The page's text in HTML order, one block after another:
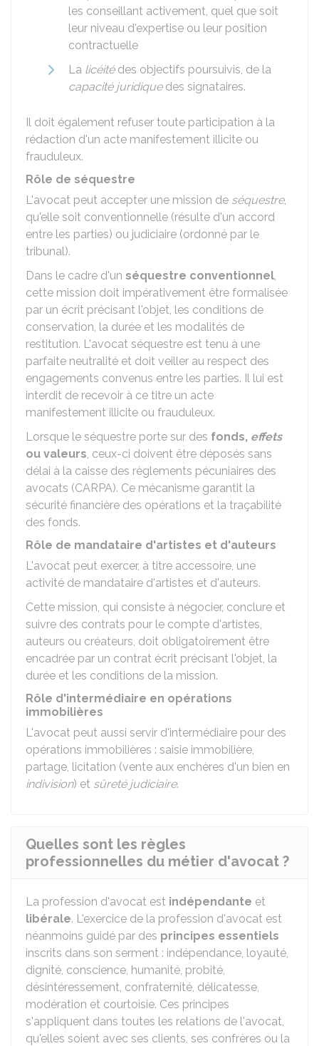
les conseillant activement, quel que soit
leur niveau d'expertise ou leur position
contractuelle
La licéitédes objectifs poursuivis, de la
capacité juridiquedes signataires.
Il doit également refuser toute participation à la
rédaction d'un acte manifestement illicite ou
frauduleux.
Rôle de séquestre
L'avocat peut accepter une mission de séquestre,
qu'elle soit conventionnelle (résulte d'un accord
entre les parties) ou judiciaire (ordonné par le
tribunal).
Dans le cadre d'un séquestre conventionnel,
cette mission doit impérativement être formalisée
par un écrit précisant l'objet, les conditions de
conservation, la durée et les modalités de
restitution. L'avocat séquestre est tenu à une
parfaite neutralité et doit veiller au respect des
engagements convenus entre les parties. Il lui est
interdit de recevoir à ce titre un acte
manifestement illicite ou frauduleux.
Lorsque le séquestre porte sur des fonds, effets
ou valeurs, ceux-ci doivent être déposés sans
délai à la caisse des règlements pécuniaires des
avocats (CARPA). Ce mécanisme garantit la
sécurité financière des opérations et la traçabilité
des fonds.
Rôle de mandataire d'artistes et d'auteurs
L'avocat peut exercer, à titre accessoire, une
activité de mandataire d'artistes et d'auteurs.
Cette mission, qui consiste à négocier, conclure et
suivre des contrats pour le compte d'artistes,
auteurs ou créateurs, doit obligatoirement être
encadrée par un contrat écrit précisant l'objet, la
durée et les conditions de la mission.
Rôle d'intermédiaire en opérations
immobilières
L'avocat peut aussi servir d'intermédiaire pour des
opérations immobilières : saisie immobilière,
partage, licitation (vente aux enchères d'un bien en
indivision) et sûreté judiciaire.
Quelles sont les règles
professionnelles du métier d'avocat ?
La profession d'avocat est indépendante et
libérale. L'exercice de la profession d'avocat est
néanmoins guidé par des principes essentiels
inscrits dans son serment : indépendance, loyauté,
dignité, conscience, humanité, probité,
désintéressement, confraternité, délicatesse,
modération et courtoisie. Ces principes
s'appliquent dans toutes les relations de l'avocat,
qu'elles soient avec ses clients, ses confrères ou la